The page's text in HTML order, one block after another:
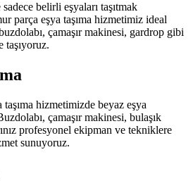
belirli eşyaları taşıtmak
parça eşya taşıma hizmetimiz ideal
çamaşır makinesi, gardrop gibi
taşıyoruz.
hizmetimizde beyaz eşya
çamaşır makinesi, bulaşık
profesyonel ekipman ve tekniklere
sunuyoruz.